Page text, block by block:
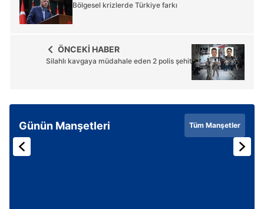
Bölgesel krizlerde Türkiye farkı
ÖNCEKİ HABER
Silahlı kavgaya müdahale eden 2 polis şehit
Günün Manşetleri Tüm Manşetler